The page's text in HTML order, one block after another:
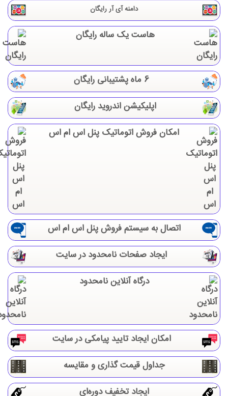
دامنه آی آر رایگان
هاست یک ساله رایگان
اپلیکیشن اندروید رایگان
امکان فروش اتوماتیک پنل اس ام اس
اتصال به سیستم فروش پنل اس ام اس
ایجاد صفحات نامحدود در سایت
درگاه آنلاین نامحدود
امکان ایجاد تایید پیامکی در سایت
جداول قیمت گذاری و مقایسه
ایجاد تخفیف دوره‌ای